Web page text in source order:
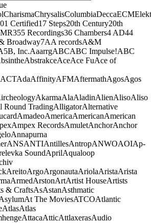
CharismaChrysalisColumbiaDeccaECM
Certified17 Steps20th Century20th
355 Recordings36 Chambers4 AD44
Broadway7AA recordsA&M
Inc.AaarrgABCABC Impulse!ABC
AbstrakceAceAce FuAce of
ACTAdaAffinityAFMAftermathAgosAgos
AkarmaAlaAladinAlienAlisoAliso
Round TradingAlligatorAlternative
AmadeoAmericaAmericanAmerican
Ampex RecordsAmuletAnchorAnchor
Annapurna
ANSANTIAntillesAntropANWOAOIAp-
SoundAprilAqualoop
AreitoArgoArgonautaAriolaAristaArista
ArmedArstonArtArtist HouseArtists
& CraftsAsAstanAsthmatic
At The MoviesATCOAtlantic
AtlasAtlas
AttacaAtticAttlaxerasAudio